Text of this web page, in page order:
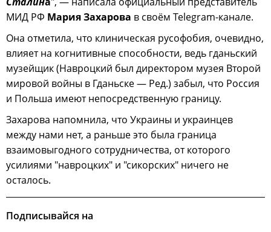
МИД РФ Мария Захарова в своём Telegram-канале.
Она отметила, что клиническая русофобия, очевидно,
влияет на когнитивные способности, ведь гданьский
музейщик (Навроцкий был директором музея Второй
мировой войны в Гданьске — Ред.) забыл, что Россия
и Польша имеют непосредственную границу.
Захарова напомнила, что Украины и украинцев
между нами нет, а раньше это была граница
взаимовыгодного сотрудничества, от которого
усилиями "навроцких" и "сикорских" ничего не
осталось.
Подписывайся на